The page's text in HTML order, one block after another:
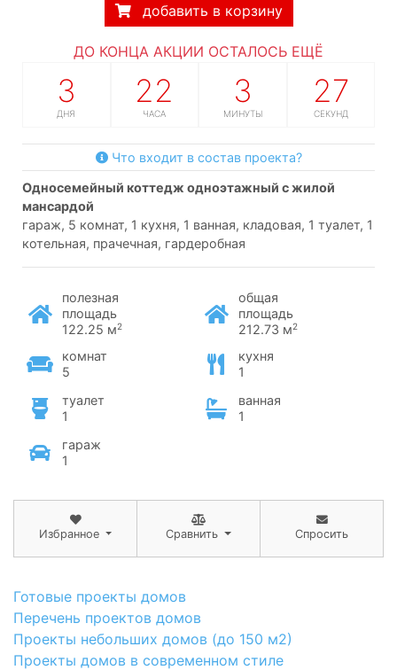
добавить в корзину
ДО КОНЦА АКЦИИ ОСТАЛОСЬ ЕЩЁ
3
ДНЯ
22
ЧАСА
3
МИНУТЫ
26
СЕКУНД
Что входит в состав проекта?
односемейный коттедж одноэтажный с жилой
мансардой
гараж, 5 комнат, 1 кухня, 1 ванная, кладовая, 1 туалет, 1
котельная, прачечная, гардеробная
полезная
площадь
122.25 м2
общая
площадь
212.73 м2
комнат
5
кухня
1
туалет
1
ванная
1
гараж
1
Избранное Сравнить Спросить
Готовые проекты домов
Перечень проектов домов
Проекты небольших домов (до 150 м2)
Проекты домов в современном стиле